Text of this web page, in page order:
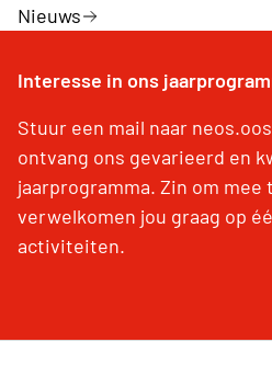
Nieuws
Interesse in ons
Stuur een mail naar
ontvang ons gevarieerd en
jaarprogramma. Zin om mee
verwelkomen jou graag op
activiteiten.